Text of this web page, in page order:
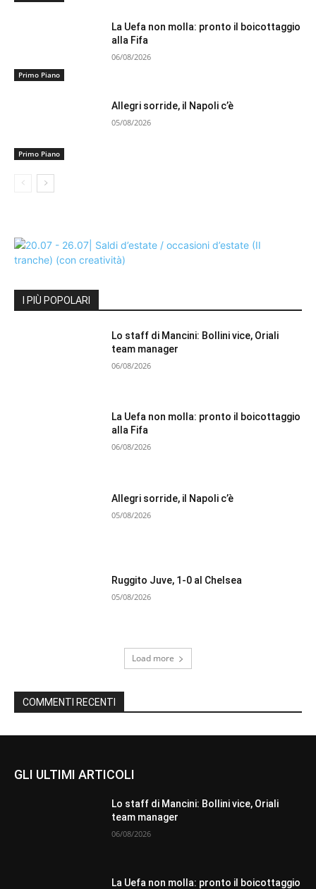
Primo Piano
La Uefa non molla: pronto il boicottaggio
alla Fifa
06/08/2026
Primo Piano
Allegri sorride, il Napoli c’è
05/08/2026
I PIÙ POPOLARI
Lo staff di Mancini: Bollini vice, Oriali
team manager
06/08/2026
La Uefa non molla: pronto il boicottaggio
alla Fifa
06/08/2026
Allegri sorride, il Napoli c’è
05/08/2026
Ruggito Juve, 1-0 al Chelsea
05/08/2026
Load more
COMMENTI RECENTI
GLI ULTIMI ARTICOLI
Lo staff di Mancini: Bollini vice, Oriali
team manager
06/08/2026
La Uefa non molla: pronto il boicottaggio